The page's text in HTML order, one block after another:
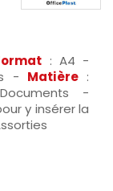
: A4 -
- Matière :
-
y insérer la